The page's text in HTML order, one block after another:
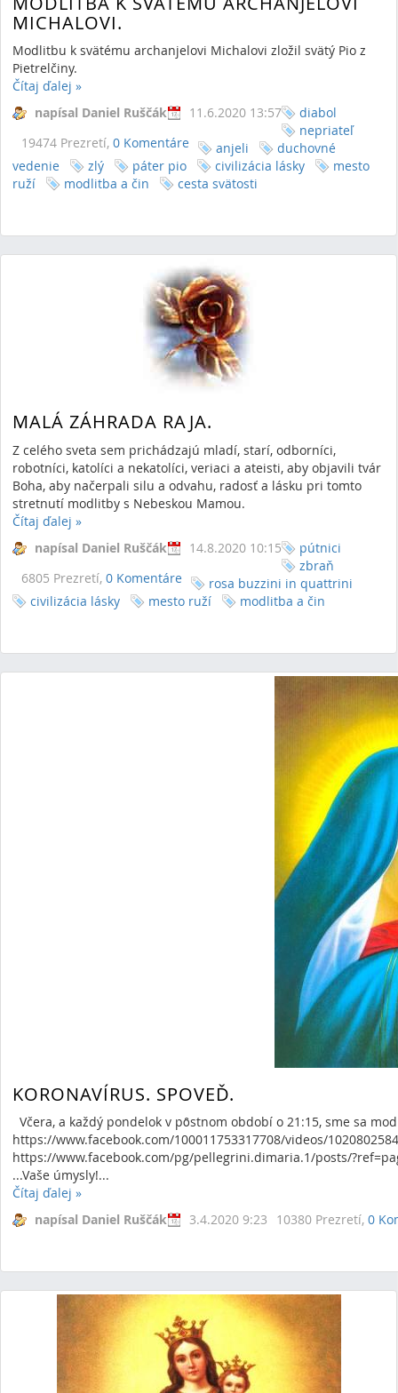
MICHALOVI.
Modlitbu k svätému archanjelovi Michalovi zložil svätý Pio z
Pietrelčiny.
Čítaj ďalej »
napísal Daniel Ruščák
11.6.2020 13:57
19474 Prezretí, 0 Komentáre
diabol
nepriateľ
anjeli
duchovné
vedenie
zlý páter pio civilizácia lásky
mesto
ruží
modlitba a čin cesta svätosti
MALÁ ZÁHRADA RAJA.
Z celého sveta sem prichádzajú mladí, starí, odborníci,
robotníci, katolíci a nekatolíci, veriaci a ateisti, aby objavili tvár
Boha, aby načerpali silu a odvahu, radosť a lásku pri tomto
stretnutí modlitby s Nebeskou Mamou.
Čítaj ďalej »
napísal Daniel Ruščák
14.8.2020 10:15
6805 Prezretí, 0 Komentáre
pútnici
zbraň
rosa buzzini in quattrini
civilizácia lásky
mesto ruží modlitba a čin
KORONAVÍRUS. SPOVEĎ.
Včera, a každý pondelok v pȏstnom období o 21:15, sme sa
https://www.facebook.com/100011753317708/videos/
https://www.facebook.com/pg/pellegrini.dimaria.1/posts/
...Vaše úmysly!...
Čítaj ďalej »
napísal Daniel Ruščák
3.4.2020 9:23 10380 Prezretí, 0